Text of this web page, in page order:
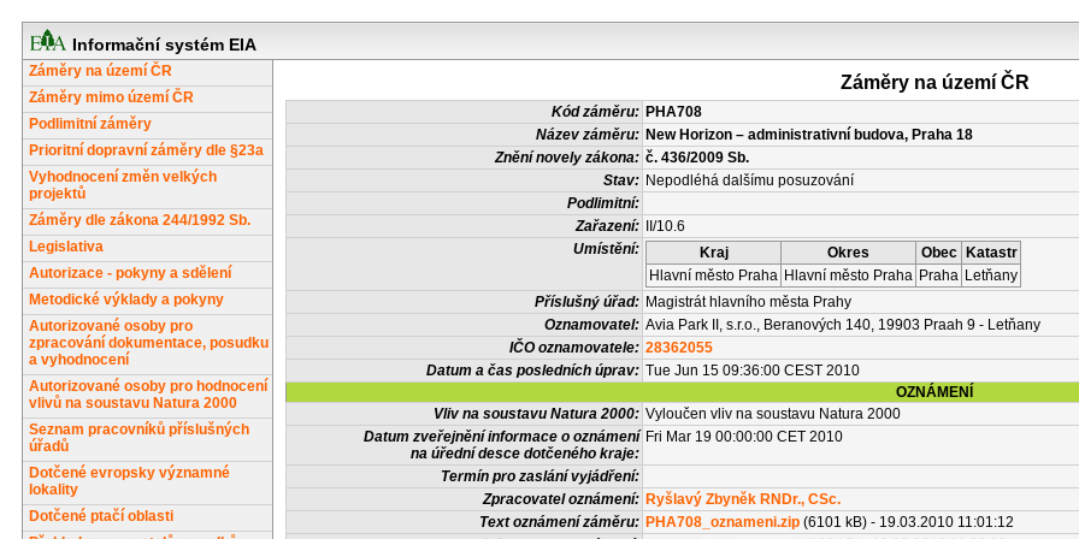
Informační systém EIA
Záměry na území ČR
Záměry mimo území ČR
Podlimitní záměry
Prioritní dopravní záměry dle §23a
Vyhodnocení změn velkých
projektů
Záměry dle zákona 244/1992 Sb.
Legislativa
Autorizace - pokyny a sdělení
Metodické výklady a pokyny
Autorizované osoby pro
zpracování dokumentace, posudku
a vyhodnocení
Autorizované osoby pro hodnocení
vlivů na soustavu Natura 2000
Seznam pracovníků příslušných
úřadů
Dotčené evropsky významné
lokality
Dotčené ptačí oblasti
Záměry na území ČR
Kód záměru: PHA708
Název záměru: New Horizon – administrativní budova, Praha 18
Znění novely zákona: č. 436/2009 Sb.
Stav: Nepodléhá dalšímu posuzování
Podlimitní:
Zařazení:
II/10.6
Umístění:
Kraj Okres Obec
Katastr
Hlavní město Praha Hlavní město Praha Praha Letňany
Příslušný úřad: Magistrát hlavního města Prahy
Oznamovatel: Avia Park II, s.r.o., Beranových 140, 19903 Praah 9 - Letňany
IČO oznamovatele: 28362055
Datum a čas posledních úprav: Tue Jun 15 09:36:00 CEST 2010
OZNÁMENÍ
Vliv na soustavu Natura 2000: Vyloučen vliv na soustavu Natura 2000
Datum zveřejnění informace o oznámení
na úřední desce dotčeného kraje:
Fri Mar 19 00:00:00 CET 2010
Termín pro zaslání vyjádření:
Zpracovatel oznámení: Ryšlavý Zbyněk RNDr., CSc.
Text oznámení záměru: PHA708_oznameni.zip (6101 kB) - 19.03.2010 11:01:12